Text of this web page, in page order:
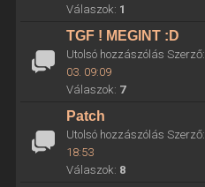
Válaszok: 1
TGF ! MEGINT :D
Utolsó hozzászólás Szerző:
03. 09:09
Válaszok: 7
Patch
Utolsó hozzászólás Szerző:
18:53
Válaszok: 8